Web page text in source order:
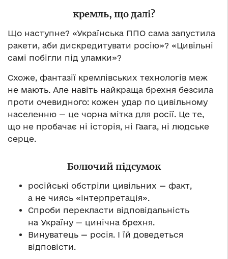
кремль, що далі?
Що наступне? «Українська ППО сама запустила
ракети, аби дискредитувати росію»? «Цивільні
самі побігли під уламки»?
Схоже, фантазії кремлівських технологів меж
не мають. Але навіть найкраща брехня безсила
проти очевидного: кожен удар по цивільному
населенню — це чорна мітка для росії. Це те,
що не пробачає ні історія, ні Гаага, ні людське
серце.
Болючий підсумок
російські обстріли цивільних — факт,
а не чиясь «інтерпретація».
Спроби перекласти відповідальність
на Україну — цинічна брехня.
Винуватець — росія. І їй доведеться
відповісти.